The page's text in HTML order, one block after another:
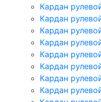
Кардан
Кардан
Кардан
Кардан
Кардан
Кардан
Кардан
Кардан